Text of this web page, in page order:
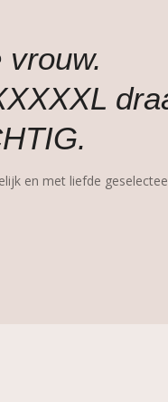
en met liefde